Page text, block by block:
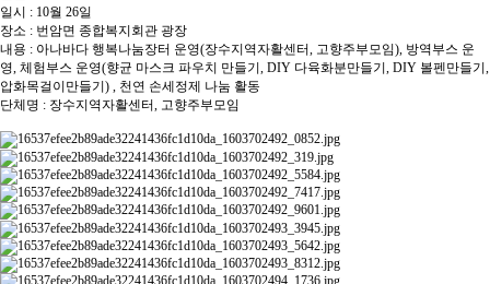
일시 : 10월 26일
장소 : 번암면 종합복지회관 광장
내용 : 아나바다 행복나눔장터 운영(장수지역자활센터, 고향주부모임), 방역부스 운
영, 체험부스 운영(향균 마스크 파우치 만들기, DIY 다육화분만들기, DIY 볼펜만들기,
압화목걸이만들기) , 천연 손세정제 나눔 활동
단체명 : 장수지역자활센터, 고향주부모임